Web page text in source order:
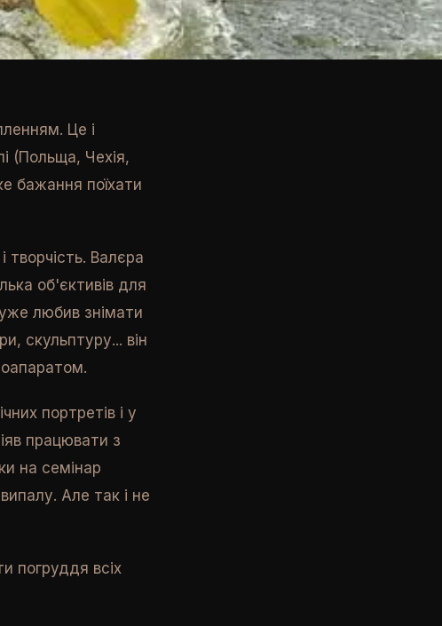
Це і
(Польща, Чехія,
бажання поїхати
Валєра
об'єктивів для
любив знімати
скульптуру... він
портретів і у
працювати з
на семінар
Але так і не
погруддя всіх